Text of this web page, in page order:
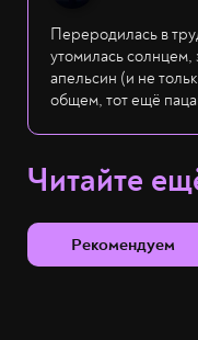
Переродилась в
утомилась солнцем,
апельсин (и не
общем, тот ещё
Читайте
Рекомендуем